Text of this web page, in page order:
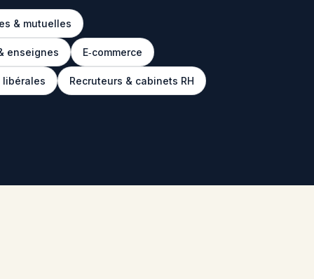
& mutuelles
enseignes E‑commerce
libérales Recruteurs & cabinets RH